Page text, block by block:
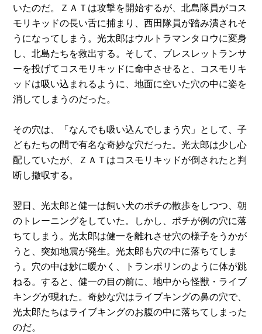
いたのだ。ＺＡＴは攻撃を開始するが、北島隊員がコス
モリキッドの長い舌に捕まり、西田隊員が踏み潰されそ
うになってしまう。光太郎はウルトラマンタロウに変身
し、北島たちを救出する。そして、ブレスレットランサ
ーを投げてコスモリキッドに命中させると、コスモリキ
ッドは吸い込まれるように、地面に空いた穴の中に姿を
消してしまうのだった。
その穴は、「なんでも吸い込んでしまう穴」として、子
どもたちの間で有名な奇妙な穴だった。光太郎は少し心
配していたが、ＺＡＴはコスモリキッドが倒されたと判
断し撤収する。
翌日、光太郎と健一は飼い犬のポチの散歩をしつつ、朝
のトレーニングをしていた。しかし、ポチが例の穴に落
ちてしまう。光太郎は健一を離れさせ穴の様子をうかが
うと、突如地震が発生。光太郎も穴の中に落ちてしま
う。穴の中は妙に暖かく、トランポリンのように体が跳
ねる。すると、健一の目の前に、地中から怪獣・ライブ
キングが現れた。奇妙な穴はライブキングの鼻の穴で、
光太郎たちはライブキングのお腹の中に落ちてしまった
のだ。